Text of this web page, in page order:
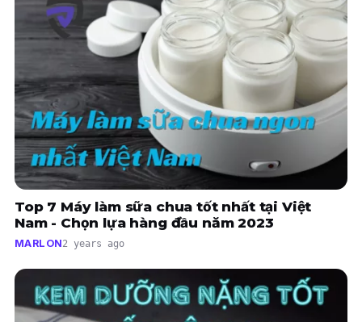
Top 7 Máy làm sữa chua tốt nhất tại Việt
Nam - Chọn lựa hàng đầu năm 2023
MARLON2 years ago